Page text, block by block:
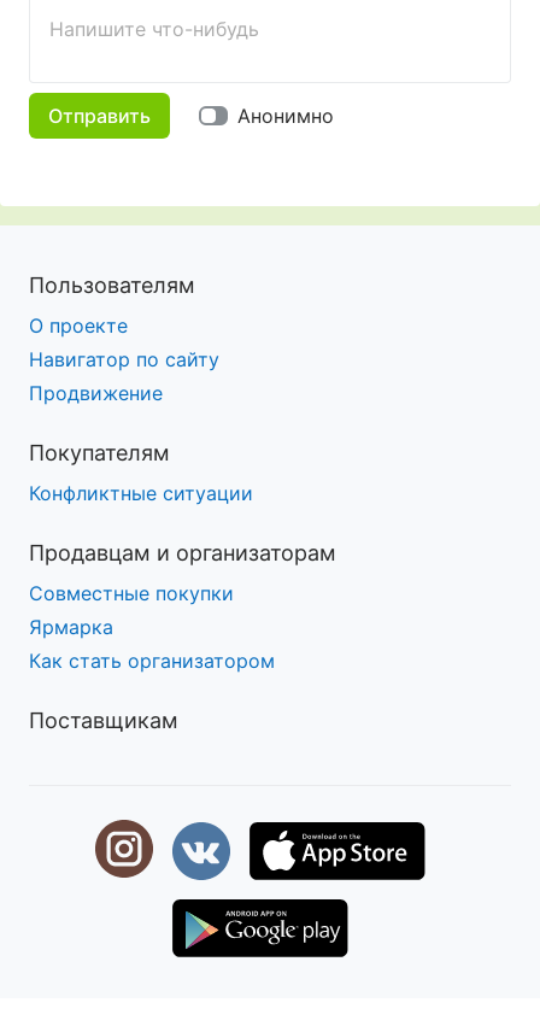
Напишите что-нибудь
Отправить Анонимно
Пользователям
О проекте
Навигатор по сайту
Продвижение
Покупателям
Конфликтные ситуации
Продавцам и организаторам
Совместные покупки
Ярмарка
Как стать организатором
Поставщикам